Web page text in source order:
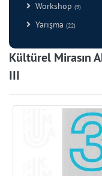
Workshop (9)
Yarışma (22)
Kültürel Mirasın
III